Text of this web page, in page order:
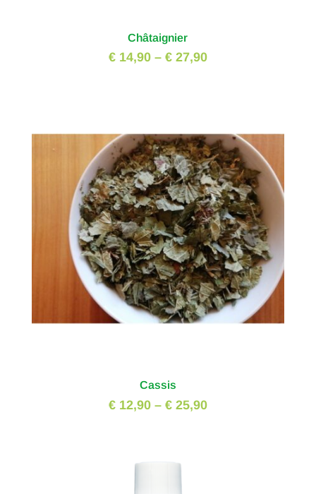
Châtaignier
€ 14,90– € 27,90
Cassis
€ 12,90– € 25,90